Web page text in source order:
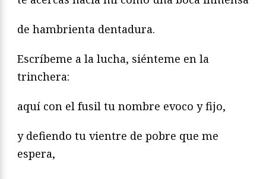
de hambrienta dentadura.
Escríbeme a la lucha, siénteme en la
trinchera:
aquí con el fusil tu nombre evoco y fijo,
y defiendo tu vientre de pobre que me
espera,